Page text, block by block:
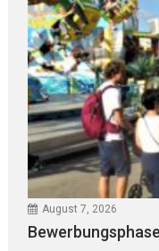
August 7, 2026